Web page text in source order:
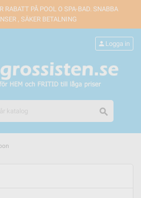
RABATT PÅ POOL O SPA-BAD. SNABBA
, SÄKER BETALNING
search
person Logga in